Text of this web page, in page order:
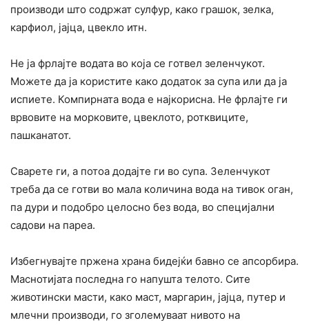
производи што содржат сулфур, како грашок, зелка,
карфиол, јајца, цвекло итн.
Не ја фрлајте водата во која се готвел зеленчукот.
Можете да ja користите како додаток за супа или да ја
испиете. Компирната вода е најкорисна. Не фрлајте ги
врвовите на морковите, цвеклото, ротквиците,
пашканатот.
Сварете ги, а потоа додајте ги во супа. Зеленчукот
треба да се готви во мала количина вода на тивок оган,
па дури и подобро целосно без вода, во специјални
садови на пареа.
Избегнувајте пржена храна бидејќи бавно се апсорбира.
Маснотијата последна го напушта телото. Сите
животински масти, како маст, маргарин, јајца, путер и
млечни производи, го зголемуваат нивото на